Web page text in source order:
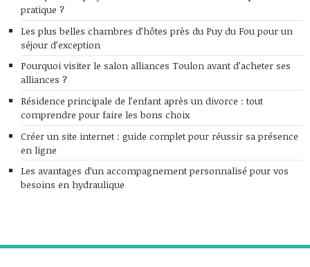
pratique ?
Les plus belles chambres d’hôtes près du Puy du Fou pour un
séjour d’exception
Pourquoi visiter le salon alliances Toulon avant d’acheter ses
alliances ?
Résidence principale de l’enfant après un divorce : tout
comprendre pour faire les bons choix
Créer un site internet : guide complet pour réussir sa présence
en ligne
Les avantages d’un accompagnement personnalisé pour vos
besoins en hydraulique